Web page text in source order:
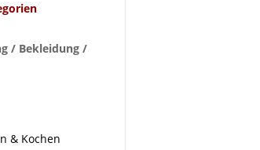
/ Bekleidung /
& Kochen